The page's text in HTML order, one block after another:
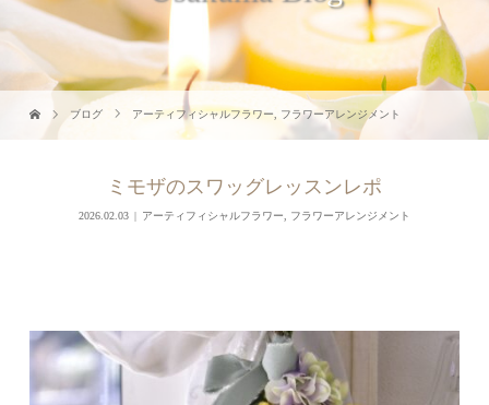
ブログ アーティフィシャルフラワー フラワーアレンジメント
ミモザのスワッグレッスンレポ
2026.02.03 アーティフィシャルフラワー, フラワーアレンジメント